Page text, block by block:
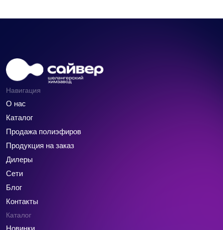
Навигация
О нас
Каталог
Продажа полиэфиров
Продукция на заказ
Дилеры
Сети
Блог
Контакты
Каталог